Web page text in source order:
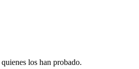
los han probado.